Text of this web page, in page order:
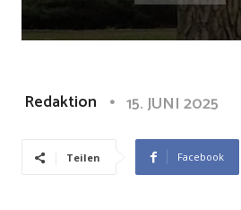
Redaktion 15. JUNI 2025
Teilen Facebook